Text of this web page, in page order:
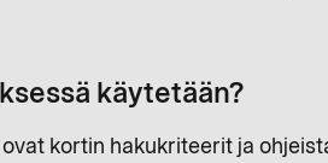
käytetään?
kortin hakukriteerit ja